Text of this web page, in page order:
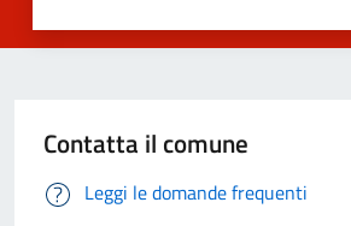
Contatta il comune
Leggi le domande frequenti